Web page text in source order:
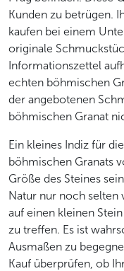
Kunden zu betrügen.
kaufen bei einem
originale
Informationszettel
echten böhmischen
der angebotenen
böhmischen Granat
Ein kleines Indiz für
böhmischen Granats
Größe des Steines
Natur nur noch
auf einen kleinen
zu treffen. Es ist
Ausmaßen zu
Kauf überprüfen, ob